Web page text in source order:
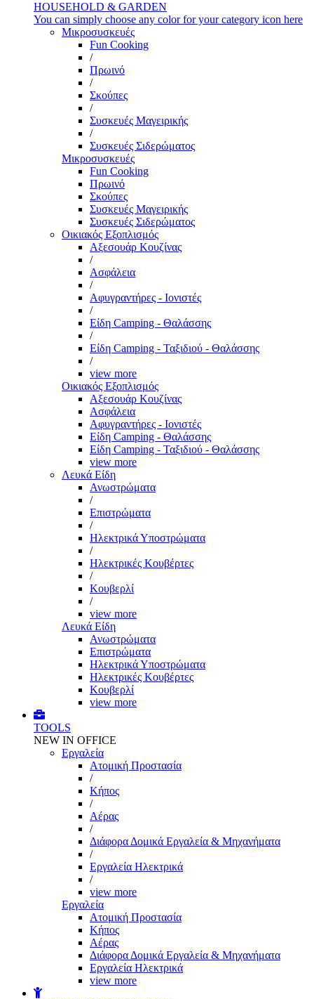
HOUSEHOLD & GARDEN
You can simply choose any color for your category icon here
Μικροσυσκευές
Fun Cooking
/
Πρωινό
/
Σκούπες
/
Συσκευές Μαγειρικής
/
Συσκευές Σιδερώματος
Μικροσυσκευές
Fun Cooking
Πρωινό
Σκούπες
Συσκευές Μαγειρικής
Συσκευές Σιδερώματος
Οικιακός Εξοπλισμός
Αξεσουάρ Κουζίνας
/
Ασφάλεια
/
Αφυγραντήρες - Ιονιστές
/
Είδη Camping - Θαλάσσης
/
Είδη Camping - Ταξιδιού - Θαλάσσης
/
view more
Οικιακός Εξοπλισμός
Αξεσουάρ Κουζίνας
Ασφάλεια
Αφυγραντήρες - Ιονιστές
Είδη Camping - Θαλάσσης
Είδη Camping - Ταξιδιού - Θαλάσσης
view more
Λευκά Είδη
Ανωστρώματα
/
Επιστρώματα
/
Ηλεκτρικά Υποστρώματα
/
Ηλεκτρικές Κουβέρτες
/
Κουβερλί
/
view more
Λευκά Είδη
Ανωστρώματα
Επιστρώματα
Ηλεκτρικά Υποστρώματα
Ηλεκτρικές Κουβέρτες
Κουβερλί
view more
TOOLS
NEW IN OFFICE
Εργαλεία
Aτομική Προστασία
/
Kήπος
/
Αέρας
/
Διάφορα Δομικά Εργαλεία & Μηχανήματα
/
Εργαλεία Ηλεκτρικά
/
view more
Εργαλεία
Aτομική Προστασία
Kήπος
Αέρας
Διάφορα Δομικά Εργαλεία & Μηχανήματα
Εργαλεία Ηλεκτρικά
view more